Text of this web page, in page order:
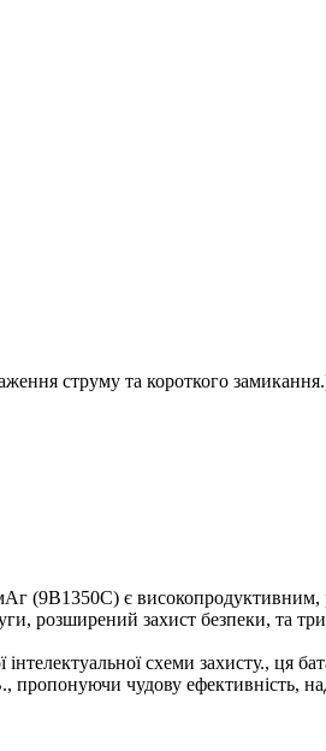
струму та короткого
(9В1350С) є
розширений захист безпеки, та
схеми захисту.,
чудову ефективність,